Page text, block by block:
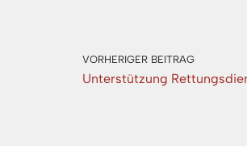
VORHERIGER BEITRAG
Unterstützung